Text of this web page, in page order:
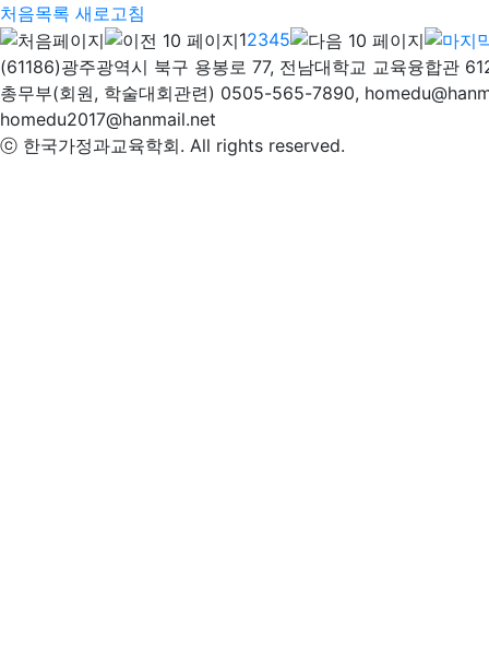
처음목록 새로고침
12345
(61186)광주광역시 북구 용봉로 77, 전남대학교 교육융합관
총무부(회원, 학술대회관련) 0505-565-7890,
homedu2017@hanmail.net
ⓒ 한국가정과교육학회. All rights reserved.